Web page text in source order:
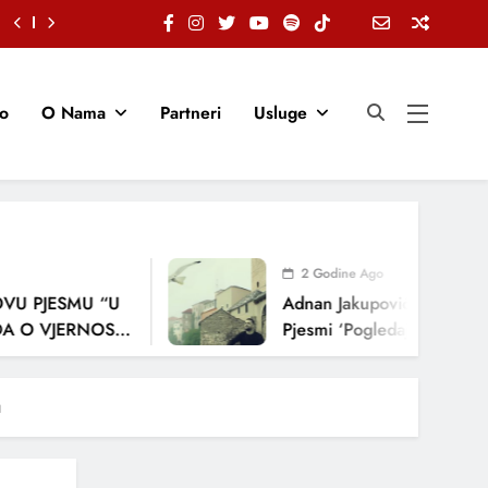
O Nama Partneri Usluge
“U
2 Godine Ago
Adnan Jakupović Donosi
Pjesmi ‘Pogledaj Me’